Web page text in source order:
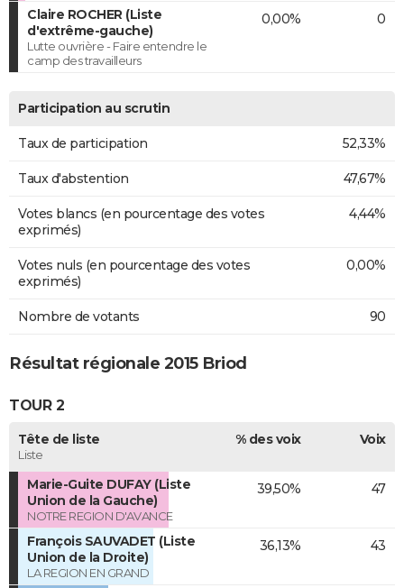
Claire ROCHER (Liste
d'extrême-gauche)
Lutte ouvrière - Faire entendre le
camp des travailleurs
0,00% 0
Participation au scrutin
Taux de participation 52,33%
Taux d'abstention 47,67%
Votes blancs (en pourcentage des votes
exprimés)
4,44%
Votes nuls (en pourcentage des votes
exprimés)
0,00%
Nombre de votants 90
Résultat régionale 2015 Briod
TOUR 2
Tête de liste
Liste
% des voix Voix
Marie-Guite DUFAY (Liste
Union de la Gauche)
NOTRE REGION D'AVANCE
39,50% 47
François SAUVADET (Liste
Union de la Droite)
LA REGION EN GRAND
36,13% 43